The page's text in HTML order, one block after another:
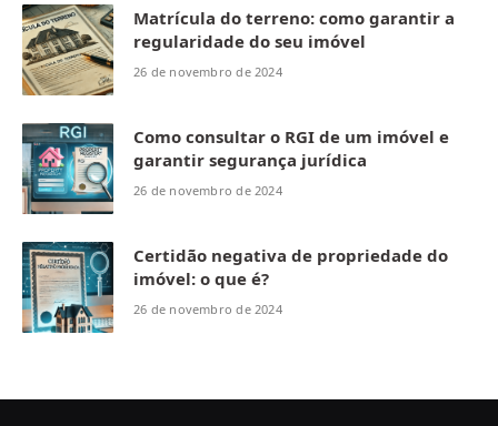
Matrícula do terreno: como garantir a
regularidade do seu imóvel
26 de novembro de 2024
Como consultar o RGI de um imóvel e
garantir segurança jurídica
26 de novembro de 2024
Certidão negativa de propriedade do
imóvel: o que é?
26 de novembro de 2024